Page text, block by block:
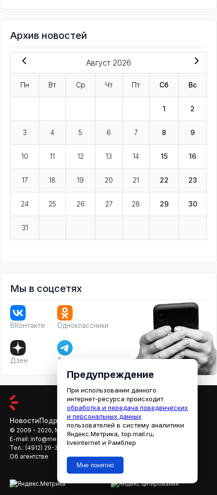
Архив новостей
Август 2026
Пн Вт Ср Чт Пт Сб Вс
1 2
3 4 5 6 7 8 9
10 11 12 13 14 15 16
17 18 19 20 21 22 23
24 25 26 27 28 29 30
31
Мы в соцсетях
ВКонтакте Одноклассники
Дзен Телеграм
НовостиПодробностиАфишаКино
© 2009 - 2026, МЕДИАРЯЗАНЬ
E-mail: info@mediaryazan.ru
reklama@mediaryazan.ru
Тел.: (4912) 29-33-66
Об агентстве
Предупреждение
При использовании данного
интернет-ресурса происходит
обработка и передача поведенческих
и персональных данных
пользователей в систему аналитики
Яндекс.Метрика, top.mail.ru,
liveinternet и Рамблер
Мне понятно